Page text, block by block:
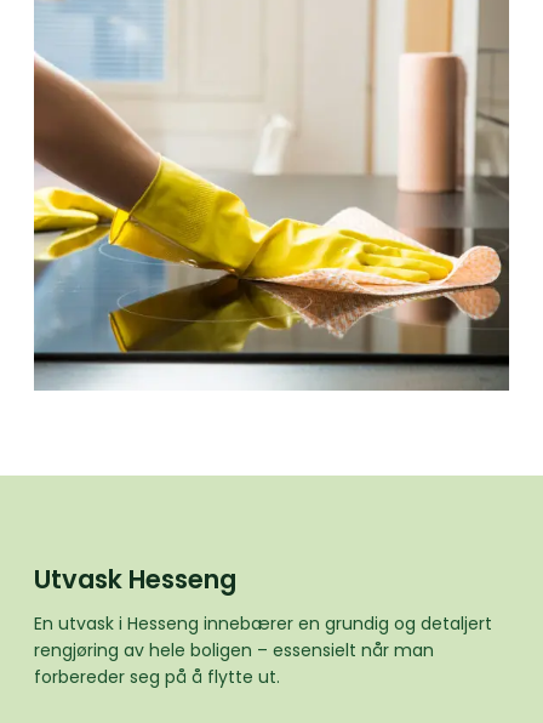
Utvask Hesseng
En utvask i Hesseng innebærer en grundig og detaljert
rengjøring av hele boligen – essensielt når man
forbereder seg på å flytte ut.